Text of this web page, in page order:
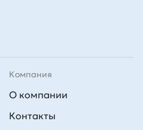
Компания
О компании
Контакты